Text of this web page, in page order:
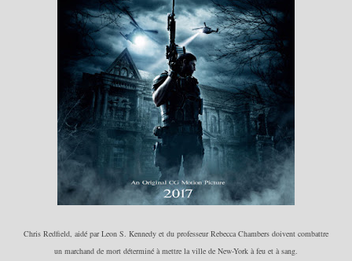
Chris Redfield, aidé par Leon S. Kennedy et du professeur Rebecca Chambers doivent combattre
un marchand de mort déterminé à mettre la ville de New-York à feu et à sang.